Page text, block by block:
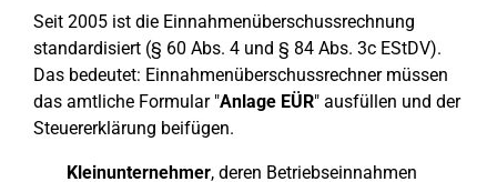
Seit 2005 ist die Einnahmenüberschussrechnung
standardisiert (§ 60 Abs. 4 und § 84 Abs. 3c EStDV).
Das bedeutet: Einnahmenüberschussrechner müssen
das amtliche Formular "Anlage EÜR" ausfüllen und der
Steuererklärung beifügen.
Kleinunternehmer, deren Betriebseinnahmen